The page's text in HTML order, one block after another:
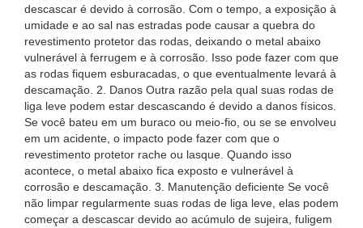
descascar é devido à corrosão. Com o tempo, a exposição à
umidade e ao sal nas estradas pode causar a quebra do
revestimento protetor das rodas, deixando o metal abaixo
vulnerável à ferrugem e à corrosão. Isso pode fazer com que
as rodas fiquem esburacadas, o que eventualmente levará à
descamação. 2. Danos Outra razão pela qual suas rodas de
liga leve podem estar descascando é devido a danos físicos.
Se você bateu em um buraco ou meio-fio, ou se se envolveu
em um acidente, o impacto pode fazer com que o
revestimento protetor rache ou lasque. Quando isso
acontece, o metal abaixo fica exposto e vulnerável à
corrosão e descamação. 3. Manutenção deficiente Se você
não limpar regularmente suas rodas de liga leve, elas podem
começar a descascar devido ao acúmulo de sujeira, fuligem